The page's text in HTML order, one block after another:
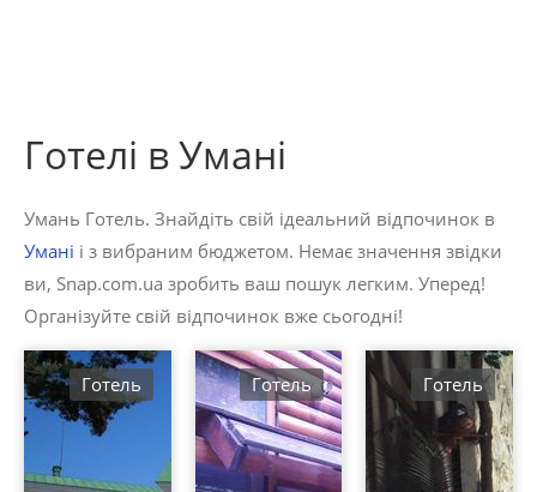
Готелі в Умані
Умань Готель. Знайдіть свій ідеальний відпочинок в
Умані і з вибраним бюджетом. Немає значення звідки
ви, Snap.com.ua зробить ваш пошук легким. Уперед!
Організуйте свій відпочинок вже сьогодні!
Готель Готель Готель